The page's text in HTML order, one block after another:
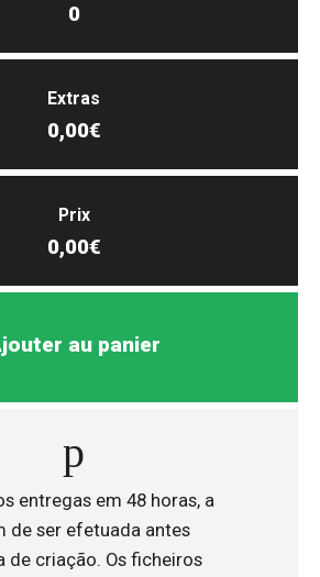
0
Extras
0,00€
Prix
0,00€
au panier
entregas em 48 horas, a
de ser efetuada antes
de criação. Os ficheiros